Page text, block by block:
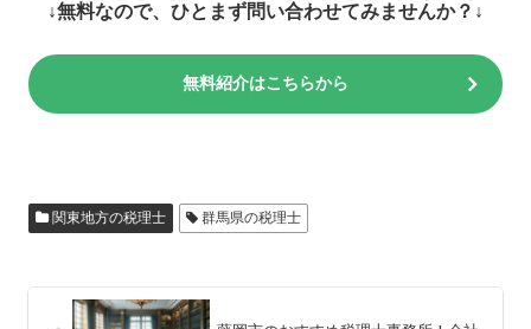
↓無料なので、ひとまず問い合わせてみませんか？↓
無料紹介はこちらから
関東地方の税理士 群馬県の税理士